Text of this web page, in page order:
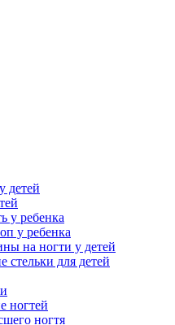
детей
у ребенка
у ребенка
на ногти у детей
стельки для детей
ногтей
ногтя